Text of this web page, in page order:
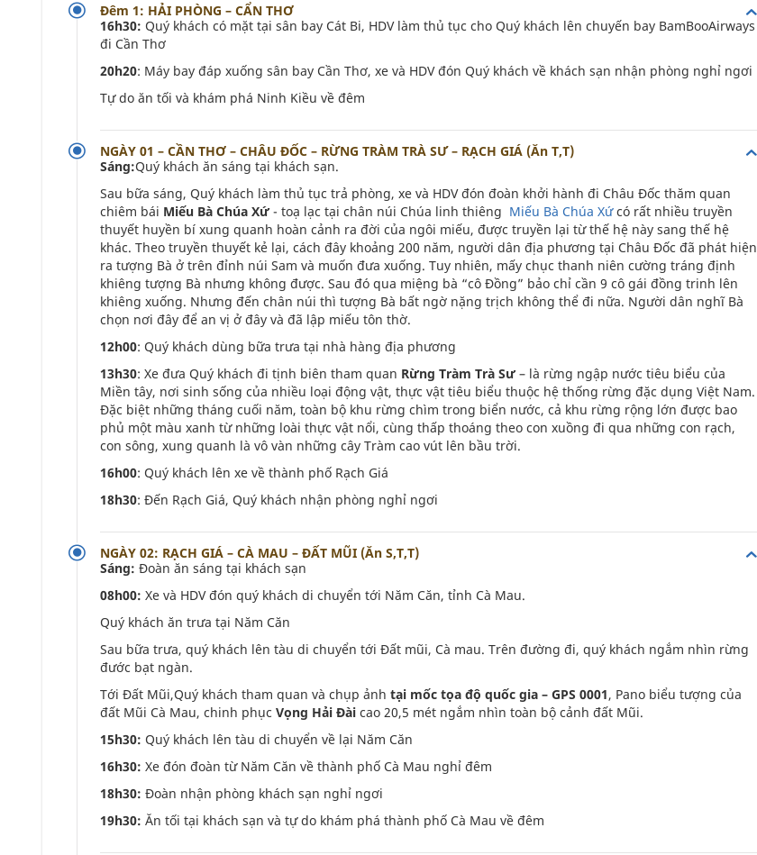
Đêm 1: HẢI PHÒNG – CẨN THƠ
16h30: Quý khách có mặt tại sân bay Cát Bi, HDV làm thủ tục cho Quý khách lên chuyến bay BamBooAirways
đi Cần Thơ
20h20: Máy bay đáp xuống sân bay Cần Thơ, xe và HDV đón Quý khách về khách sạn nhận phòng nghỉ ngơi
Tự do ăn tối và khám phá Ninh Kiều về đêm
NGÀY 01 – CẦN THƠ – CHÂU ĐỐC – RỪNG TRÀM TRÀ SƯ – RẠCH GIÁ (Ăn T,T)
Sáng:Quý khách ăn sáng tại khách sạn.
Sau bữa sáng, Quý khách làm thủ tục trả phòng, xe và HDV đón đoàn khởi hành đi Châu Đốc thăm quan
chiêm bái Miếu Bà Chúa Xứ- toạ lạc tại chân núi Chúa linh thiêng Miếu Bà Chúa Xứcó rất nhiều truyền
thuyết huyền bí xung quanh hoàn cảnh ra đời của ngôi miếu, được truyền lại từ thế hệ này sang thế hệ
khác. Theo truyền thuyết kẻ lại, cách đây khoảng 200 năm, người dân địa phương tại Châu Đốc đã phát hiện
ra tượng Bà ở trên đỉnh núi Sam và muốn đưa xuống. Tuy nhiên, mấy chục thanh niên cường tráng định
khiêng tượng Bà nhưng không được. Sau đó qua miệng bà “cô Đồng” bảo chỉ cần 9 cô gái đồng trinh lên
khiêng xuống. Nhưng đến chân núi thì tượng Bà bất ngờ nặng trịch không thể đi nữa. Người dân nghĩ Bà
chọn nơi đây để an vị ở đây và đã lập miếu tôn thờ.
12h00: Quý khách dùng bữa trưa tại nhà hàng địa phương
13h30: Xe đưa Quý khách đi tịnh biên tham quan Rừng Tràm Trà Sư– là rừng ngập nước tiêu biểu của
Miền tây, nơi sinh sống của nhiều loại động vật, thực vật tiêu biểu thuộc hệ thống rừng đặc dụng Việt Nam.
Đặc biệt những tháng cuối năm, toàn bộ khu rừng chìm trong biển nước, cả khu rừng rộng lớn được bao
phủ một màu xanh từ những loài thực vật nổi, cùng thấp thoáng theo con xuồng đi qua những con rạch,
con sông, xung quanh là vô vàn những cây Tràm cao vút lên bầu trời.
16h00: Quý khách lên xe về thành phố Rạch Giá
18h30: Đến Rạch Giá, Quý khách nhận phòng nghỉ ngơi
NGÀY 02: RẠCH GIÁ – CÀ MAU – ĐẤT MŨI (Ăn S,T,T)
Sáng: Đoàn ăn sáng tại khách sạn
08h00: Xe và HDV đón quý khách di chuyển tới Năm Căn, tỉnh Cà Mau.
Quý khách ăn trưa tại Năm Căn
Sau bữa trưa, quý khách lên tàu di chuyển tới Đất mũi, Cà mau. Trên đường đi, quý khách ngắm nhìn rừng
đước bạt ngàn.
Tới Đất Mũi,Quý khách tham quan và chụp ảnh tại mốc tọa độ quốc gia – GPS 0001, Pano biểu tượng của
đất Mũi Cà Mau, chinh phục Vọng Hải Đài cao 20,5 mét ngắm nhìn toàn bộ cảnh đất Mũi.
15h30: Quý khách lên tàu di chuyển về lại Năm Căn
16h30: Xe đón đoàn từ Năm Căn về thành phố Cà Mau nghỉ đêm
18h30: Đoàn nhận phòng khách sạn nghỉ ngơi
19h30: Ăn tối tại khách sạn và tự do khám phá thành phố Cà Mau về đêm